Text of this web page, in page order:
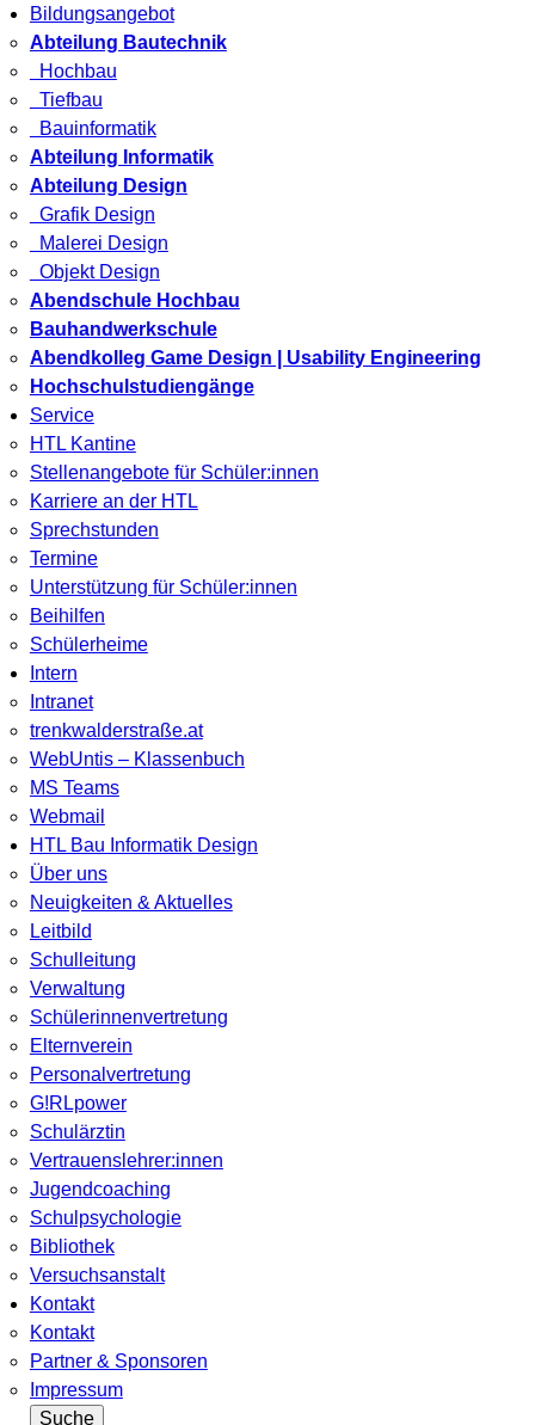
Bildungsangebot
Abteilung Bautechnik
Hochbau
Tiefbau
Bauinformatik
Abteilung Informatik
Abteilung Design
Grafik Design
Malerei Design
Objekt Design
Abendschule Hochbau
Bauhandwerkschule
Abendkolleg Game Design | Usability Engineering
Hochschulstudiengänge
Service
HTL Kantine
Stellenangebote für Schüler:innen
Karriere an der HTL
Sprechstunden
Termine
Unterstützung für Schüler:innen
Beihilfen
Schülerheime
Intern
Intranet
trenkwalderstraße.at
WebUntis – Klassenbuch
MS Teams
Webmail
HTL Bau Informatik Design
Über uns
Neuigkeiten & Aktuelles
Leitbild
Schulleitung
Verwaltung
Schülerinnenvertretung
Elternverein
Personalvertretung
G!RLpower
Schulärztin
Vertrauenslehrer:innen
Jugendcoaching
Schulpsychologie
Bibliothek
Versuchsanstalt
Kontakt
Kontakt
Partner & Sponsoren
Impressum
Suche